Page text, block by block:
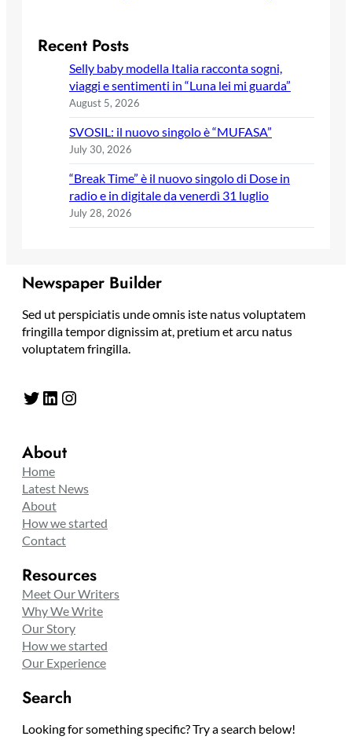
Recent Posts
Selly baby modella Italia racconta sogni,
viaggi e sentimenti in “Luna lei mi guarda”
August 5, 2026
SVOSIL: il nuovo singolo è “MUFASA”
July 30, 2026
“Break Time” è il nuovo singolo di Dose in
radio e in digitale da venerdì 31 luglio
July 28, 2026
Newspaper Builder
Sed ut perspiciatis unde omnis iste natus voluptatem
fringilla tempor dignissim at, pretium et arcu natus
voluptatem fringilla.
Twitter LinkedIn Instagram
About
Home
Latest News
About
How we started
Contact
Resources
Meet Our Writers
Why We Write
Our Story
How we started
Our Experience
Search
Looking for something specific? Try a search below!